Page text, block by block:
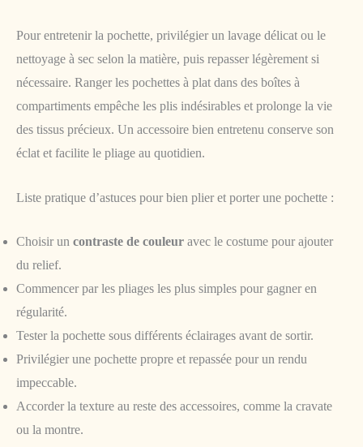
Pour entretenir la pochette, privilégier un lavage délicat ou le
nettoyage à sec selon la matière, puis repasser légèrement si
nécessaire. Ranger les pochettes à plat dans des boîtes à
compartiments empêche les plis indésirables et prolonge la vie
des tissus précieux. Un accessoire bien entretenu conserve son
éclat et facilite le pliage au quotidien.
Liste pratique d’astuces pour bien plier et porter une pochette :
Choisir un contraste de couleur avec le costume pour ajouter
du relief.
Commencer par les pliages les plus simples pour gagner en
régularité.
Tester la pochette sous différents éclairages avant de sortir.
Privilégier une pochette propre et repassée pour un rendu
impeccable.
Accorder la texture au reste des accessoires, comme la cravate
ou la montre.